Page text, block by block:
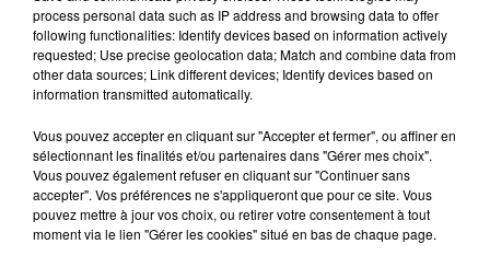
4h49
4h49 4h45
4h45
process personal data such as IP address and browsing data to offer
following functionalities: Identify devices based on information actively
requested; Use precise geolocation data; Match and combine data from
other data sources; Link different devices; Identify devices based on
information transmitted automatically.
Vous pouvez accepter en cliquant sur "Accepter et fermer", ou affiner en
sélectionnant les finalités et/ou partenaires dans "Gérer mes choix".
Vous pouvez également refuser en cliquant sur "Continuer sans
accepter". Vos préférences ne s'appliqueront que pour ce site. Vous
pouvez mettre à jour vos choix, ou retirer votre consentement à tout
moment via le lien "Gérer les cookies" situé en bas de chaque page.